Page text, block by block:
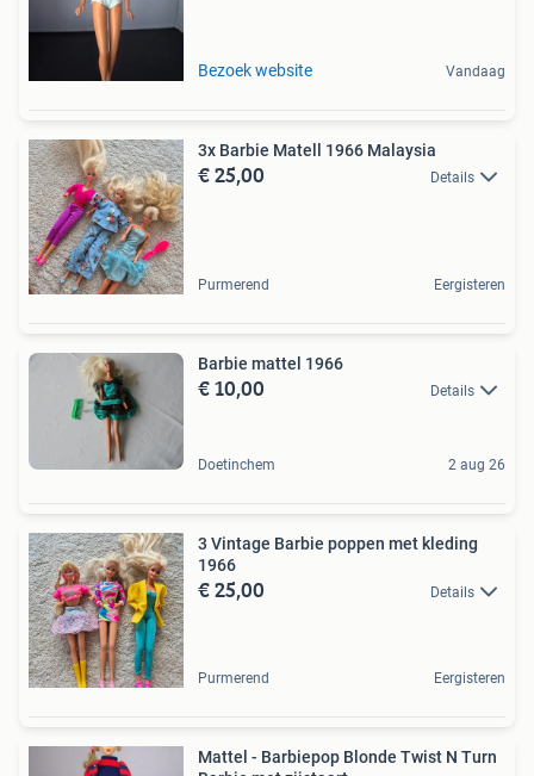
Bezoek website Vandaag
3x Barbie Matell 1966 Malaysia
€ 25,00 Details
Purmerend Eergisteren
Barbie mattel 1966
€ 10,00 Details
Doetinchem 2 aug 26
3 Vintage Barbie poppen met kleding
1966
€ 25,00 Details
Purmerend Eergisteren
Mattel - Barbiepop Blonde Twist N Turn